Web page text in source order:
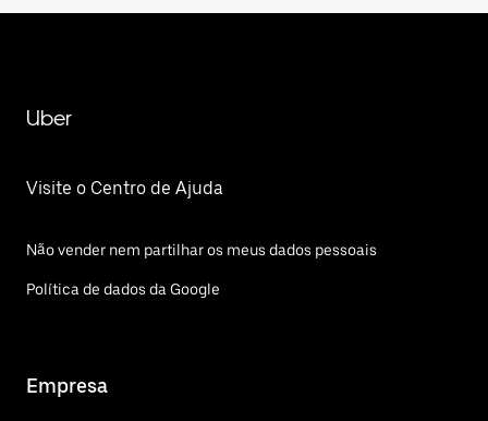
Uber
Visite o Centro de Ajuda
Não vender nem partilhar os meus dados pessoais
Política de dados da Google
Empresa